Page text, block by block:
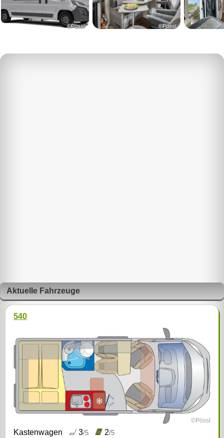
©Pössl ©Pössl
Aktuelle Fahrzeuge
540
©Pössl
Kastenwagen 3/5 2/5